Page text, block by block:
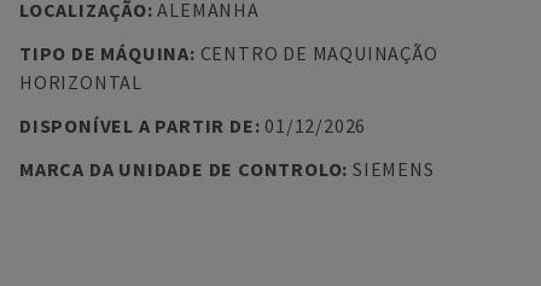
LOCALIZAÇÃO:ALEMANHA
TIPO DE MÁQUINA: CENTRO DE MAQUINAÇÃO
HORIZONTAL
DISPONÍVEL A PARTIR DE: 01/12/2026
MARCA DA UNIDADE DE CONTROLO: SIEMENS